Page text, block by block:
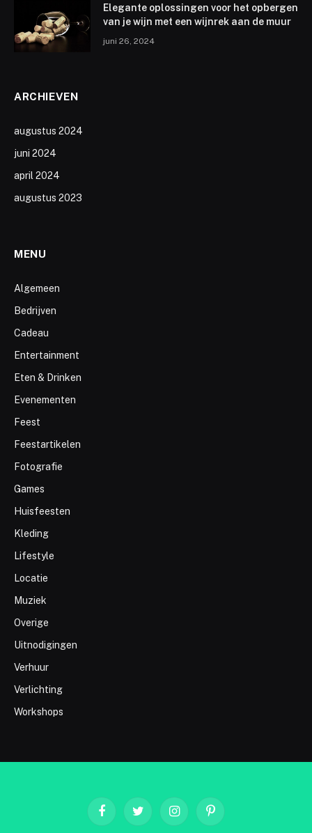
Elegante oplossingen voor het opbergen
van je wijn met een wijnrek aan de muur
juni 26, 2024
ARCHIEVEN
augustus 2024
juni 2024
april 2024
augustus 2023
MENU
Algemeen
Bedrijven
Cadeau
Entertainment
Eten & Drinken
Evenementen
Feest
Feestartikelen
Fotografie
Games
Huisfeesten
Kleding
Lifestyle
Locatie
Muziek
Overige
Uitnodigingen
Verhuur
Verlichting
Workshops
FacebookTwitter InstagramPinterest